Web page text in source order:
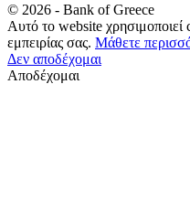
© 2026 - Bank of Greece
Αυτό το website χρησιμοποιεί
εμπειρίας σας. Μάθετε
Δεν αποδέχομαι
Αποδέχομαι